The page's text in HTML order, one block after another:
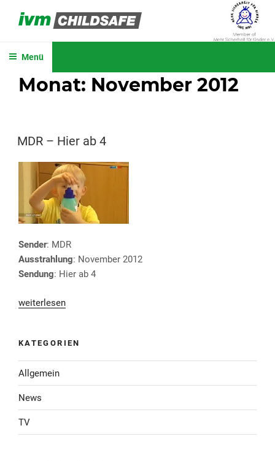
Inhalt
IVM CHILDSAFE
Menü
Monat: November 2012
VERÖFFENTLICHT
AM
MDR – Hier ab 4
Sender: MDR
Ausstrahlung: November 2012
Sendung: Hier ab 4
„MDR
ab
4“
weiterlesen
KATEGORIEN
Allgemein
News
TV